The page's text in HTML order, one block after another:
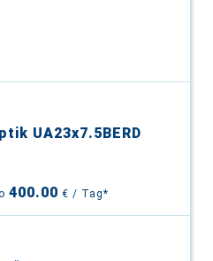
UA23x7.5BERD
400.00 € / Tag*